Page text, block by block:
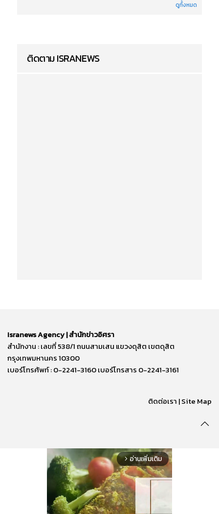
ดูทั้งหมด
ติดตาม ISRANEWS
Isranews Agency | สำนักข่าวอิศรา
สำนักงาน : เลขที่ 538/1 ถนนสามเสน แขวงดุสิต เขตดุสิต
กรุงเทพมหานคร 10300
เบอร์โทรศัพท์ : 0-2241-3160 เบอร์โทรสาร 0-2241-3161
ติดต่อเรา | Site Map
arrow_forward_ios อ่านเพิ่มเติม